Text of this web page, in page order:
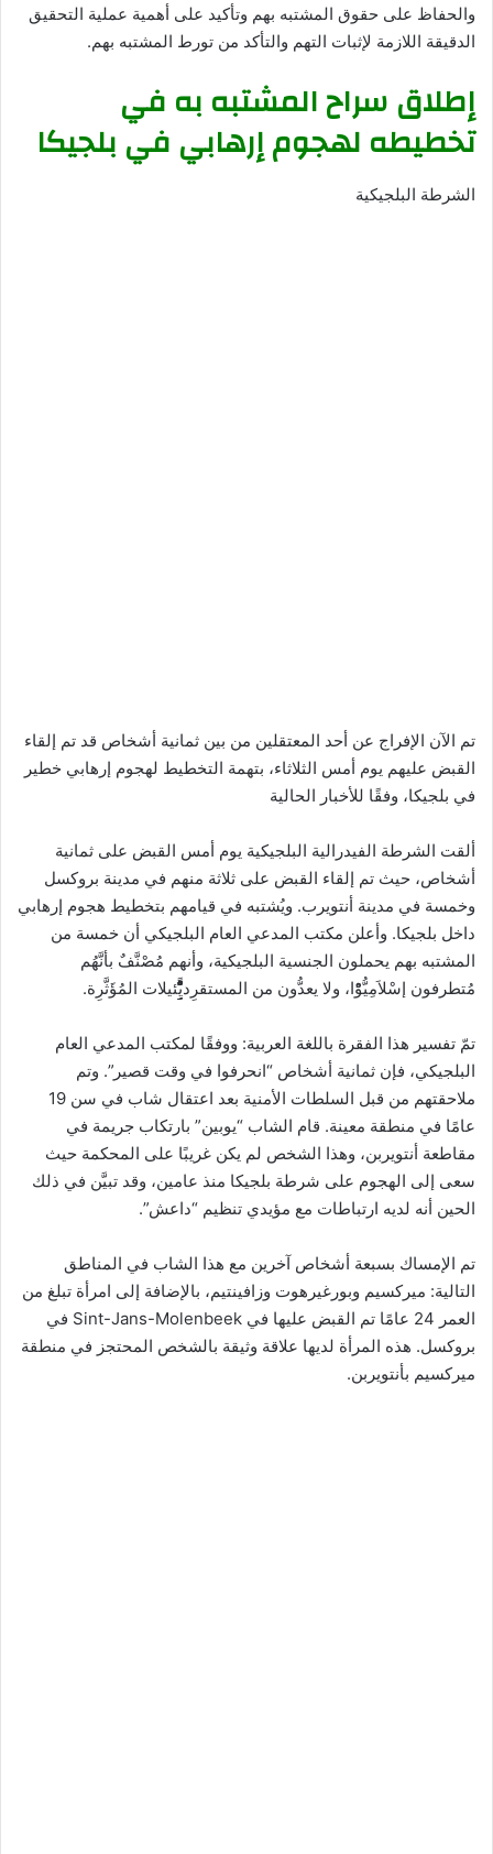
والحفاظ على حقوق المشتبه بهم وتأكيد على أهمية عملية التحقيق
الدقيقة اللازمة لإثبات التهم والتأكد من تورط المشتبه بهم.
إطلاق سراح المشتبه به في
تخطيطه لهجوم إرهابي في بلجيكا
الشرطة البلجيكية
تم الآن الإفراج عن أحد المعتقلين من بين ثمانية أشخاص قد تم إلقاء
القبض عليهم يوم أمس الثلاثاء، بتهمة التخطيط لهجوم إرهابي خطير
في بلجيكا، وفقًا للأخبار الحالية
ألقت الشرطة الفيدرالية البلجيكية يوم أمس القبض على ثمانية
أشخاص، حيث تم إلقاء القبض على ثلاثة منهم في مدينة بروكسل
وخمسة في مدينة أنتويرب. ويُشتبه في قيامهم بتخطيط هجوم إرهابي
داخل بلجيكا. وأعلن مكتب المدعي العام البلجيكي أن خمسة من
المشتبه بهم يحملون الجنسية البلجيكية، وأنهم مُصْنَّفٌ بأنَّهُم
مُتطرفون إسْلاَمِيُّوًْْا، ولا يعدُّون من المستقرِديًًٌَِِِِِّْْْْئيلات المُؤَثَّرِة.
تمّ تفسير هذا الفقرة باللغة العربية: ووفقًا لمكتب المدعي العام
البلجيكي، فإن ثمانية أشخاص “انحرفوا في وقت قصير”. وتم
ملاحقتهم من قبل السلطات الأمنية بعد اعتقال شاب في سن 19
عامًا في منطقة معينة. قام الشاب “يوبين” بارتكاب جريمة في
مقاطعة أنتويربن، وهذا الشخص لم يكن غريبًا على المحكمة حيث
سعى إلى الهجوم على شرطة بلجيكا منذ عامين، وقد تبيَّن في ذلك
الحين أنه لديه ارتباطات مع مؤيدي تنظيم “داعش”.
تم الإمساك بسبعة أشخاص آخرين مع هذا الشاب في المناطق
التالية: ميركسيم وبورغيرهوت وزافينتيم، بالإضافة إلى امرأة تبلغ من
العمر 24 عامًا تم القبض عليها في Sint-Jans-Molenbeek في
بروكسل. هذه المرأة لديها علاقة وثيقة بالشخص المحتجز في منطقة
ميركسيم بأنتويربن.